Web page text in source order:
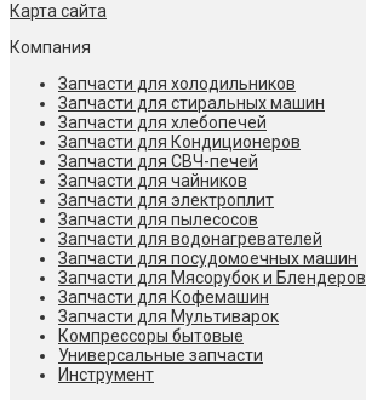
Карта сайта
Компания
Запчасти для холодильников
Запчасти для стиральных машин
Запчасти для хлебопечей
Запчасти для Кондиционеров
Запчасти для СВЧ-печей
Запчасти для чайников
Запчасти для электроплит
Запчасти для пылесосов
Запчасти для водонагревателей
Запчасти для посудомоечных машин
Запчасти для Мясорубок и Блендеров
Запчасти для Кофемашин
Запчасти для Мультиварок
Компрессоры бытовые
Универсальные запчасти
Инструмент